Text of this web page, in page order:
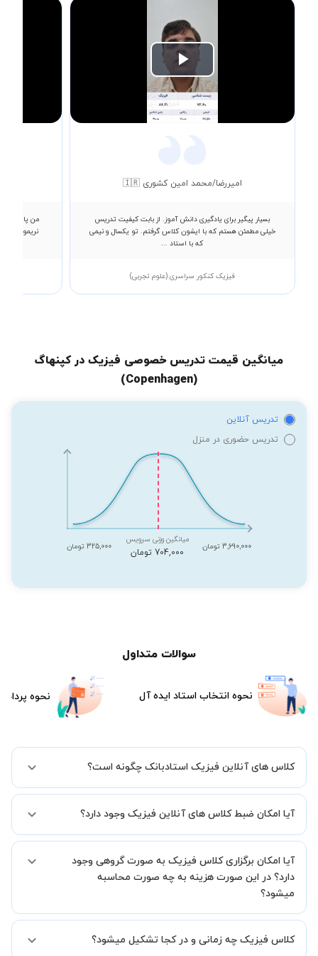
Play
Video
امیررضا/محمد امین کشوری 🇮🇷
بسیار پیگیر برای یادگیری دانش آموز. از بابت کیفیت تدریس
خیلی مطمئن هستم که با ایشون کلاس گرفتم. تو یکسال و نیمی
که با استاد ...
فیزیک کنکور سراسری (علوم تجربی)
میانگین قیمت تدریس خصوصی فیزیک در کپنهاگ
(Copenhagen)
تدریس آنلاین
تدریس حضوری در منزل
3,690,000 تومان
میانگین وزنی سرویس
704,000 تومان
325,000 تومان
سوالات متداول
نحوه انتخاب استاد ایده آل نحوه
کلاس های آنلاین فیزیک استادبانک چگونه است؟
شما میدهیم که استاد شما پیش از جلسه تمامی موارد لازم برای برگزاری
آیا امکان ضبط کلاس های آنلاین فیزیک وجود دارد؟
کنید.
آیا امکان برگزاری کلاس فیزیک به صورت گروهی وجود
دارد؟ در این صورت هزینه به چه صورت محاسبه
میشود؟
مایل هستید کلاس ها را در کنار دوستان و یا آشنایان خود به صورت گروهی
کلاس فیزیک چه زمانی و در کجا تشکیل میشود؟